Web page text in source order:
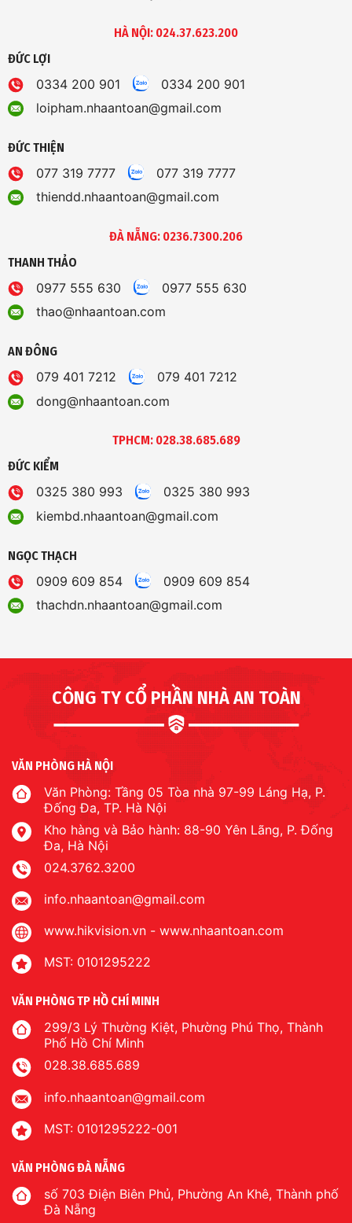
HÀ NỘI: 024.37.623.200
ĐỨC LỢI
0334 200 901
0334 200 901
loipham.nhaantoan@gmail.com
ĐỨC THIỆN
077 319 7777
077 319 7777
thiendd.nhaantoan@gmail.com
ĐÀ NẴNG: 0236.7300.206
THANH THẢO
0977 555 630
0977 555 630
thao@nhaantoan.com
AN ĐÔNG
079 401 7212
079 401 7212
dong@nhaantoan.com
TPHCM: 028.38.685.689
ĐỨC KIỂM
0325 380 993
0325 380 993
kiembd.nhaantoan@gmail.com
NGỌC THẠCH
0909 609 854
0909 609 854
thachdn.nhaantoan@gmail.com
CÔNG TY CỔ PHẦN NHÀ AN TOÀN
VĂN PHÒNG HÀ NỘI
Văn Phòng: Tầng 05 Tòa nhà 97-99 Láng Hạ, P.
Đống Đa, TP. Hà Nội
Kho hàng và Bảo hành: 88-90 Yên Lãng, P. Đống
Đa, Hà Nội
024.3762.3200
info.nhaantoan@gmail.com
www.hikvision.vn - www.nhaantoan.com
MST: 0101295222
VĂN PHÒNG TP HỒ CHÍ MINH
299/3 Lý Thường Kiệt, Phường Phú Thọ, Thành
Phố Hồ Chí Minh
028.38.685.689
info.nhaantoan@gmail.com
MST: 0101295222-001
VĂN PHÒNG ĐÀ NẴNG
số 703 Điện Biên Phủ, Phường An Khê, Thành phố
Đà Nẵng